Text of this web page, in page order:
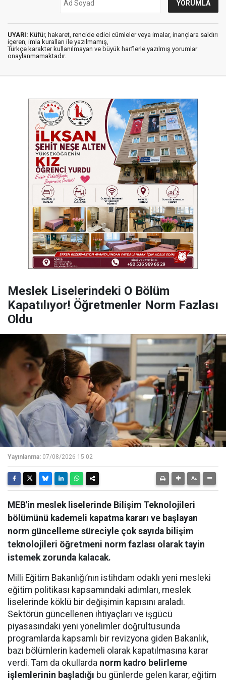
UYARI: Küfür, hakaret, rencide edici cümleler veya imalar, inançlara saldırı
içeren, imla kuralları ile yazılmamış,
Türkçe karakter kullanılmayan ve büyük harflerle yazılmış yorumlar
onaylanmamaktadır.
Meslek Liselerindeki O Bölüm
Kapatılıyor! Öğretmenler Norm Fazlası
Oldu
Yayınlanma: 07/08/2026 15:02
MEB'in meslek liselerinde Bilişim Teknolojileri
bölümünü kademeli kapatma kararı ve başlayan
norm güncelleme süreciyle çok sayıda bilişim
teknolojileri öğretmeni norm fazlası olarak tayin
istemek zorunda kalacak.
Milli Eğitim Bakanlığı’nın istihdam odaklı yeni mesleki
eğitim politikası kapsamındaki adımları, meslek
liselerinde köklü bir değişimin kapısını araladı.
Sektörün güncellenen ihtiyaçları ve işgücü
piyasasındaki yeni yönelimler doğrultusunda
programlarda kapsamlı bir revizyona giden Bakanlık,
bazı bölümlerin kademeli olarak kapatılmasına karar
verdi. Tam da okullarda norm kadro belirleme
işlemlerinin başladığı bu günlerde gelen karar, eğitim